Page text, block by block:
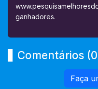
ganhadores.
Comentários
Faça